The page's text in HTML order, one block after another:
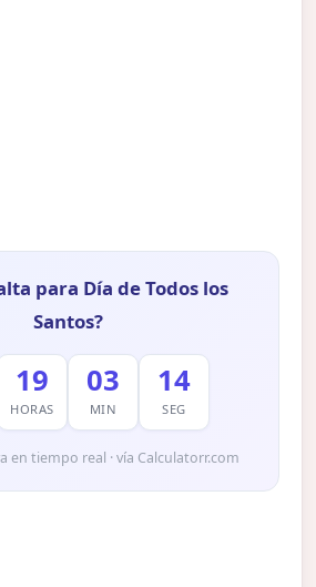
para Día de Todos los
Santos?
19
HORAS
03
MIN
13
SEG
en tiempo real · vía Calculatorr.com